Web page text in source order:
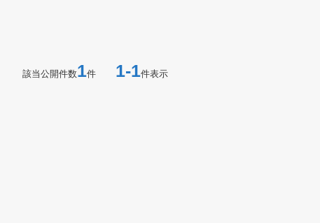
該当公開件数1件 1-1件表示